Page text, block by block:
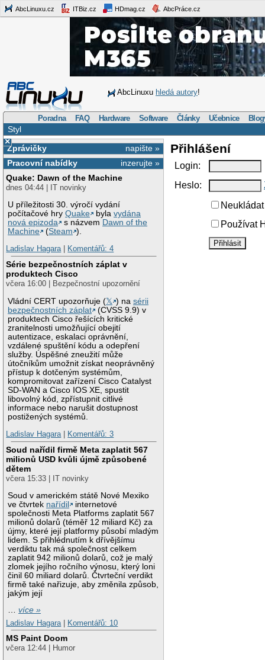
AbcLinuxu.cz ITBiz.cz HDmag.cz AbcPráce.cz
AbcLinuxu hledá autory!
Poradna FAQ Hardware Software Články Učebnice
Styl
×
napište »
Zprávičky
inzerujte »
Pracovní nabídky
Quake: Dawn of the Machine
dnes 04:44 | IT novinky
U příležitosti 30. výročí vydání
počítačové hryQuake bylavydána
nová epizoda
s názvem Dawn of the
Machine
(Steam ).
Ladislav Hagara| Komentářů: 4
Série bezpečnostních záplat v
produktech Cisco
včera 16:00 | Bezpečnostní upozornění
Vládní CERT upozorňuje (𝕏 ) nasérii
bezpečnostních záplat
(CVSS 9.9) v
produktech Cisco řešících kritické
zranitelnosti umožňující obejití
autentizace, eskalaci oprávnění,
vzdálené spuštění kódu a odepření
služby. Úspěšné zneužití může
útočníkům umožnit získat neoprávněný
přístup k dotčeným systémům,
kompromitovat zařízení Cisco Catalyst
SD-WAN a Cisco IOS XE, spustit
libovolný kód, zpřístupnit citlivé
informace nebo narušit dostupnost
postižených systémů.
Ladislav Hagara| Komentářů: 3
Soud nařídil firmě Meta zaplatit 567
milionů USD kvůli újmě způsobené
dětem
včera 15:33 | IT novinky
Soud v americkém státě Nové Mexiko
ve čtvrtek nařídil
internetové
společnosti Meta Platforms zaplatit 567
milionů dolarů (téměř 12 miliard Kč) za
újmy, které její platformy působí mladým
lidem. S přihlédnutím k dřívějšímu
verdiktu tak má společnost celkem
zaplatit 942 milionů dolarů, což je malý
zlomek jejího ročního výnosu, který loni
činil 60 miliard dolarů. Čtvrteční verdikt
firmě také nařizuje, aby změnila způsob,
jakým její
…více »
Ladislav Hagara
Komentářů: 10
MS Paint Doom
včera 12:44 | Humor
Přihlášení
Login:
Heslo:
Používat